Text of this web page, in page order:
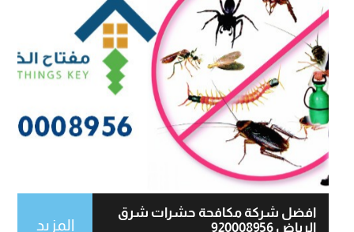
افضل شركة مكافحة حشرات شرق
الرياض 920008956
المزيد